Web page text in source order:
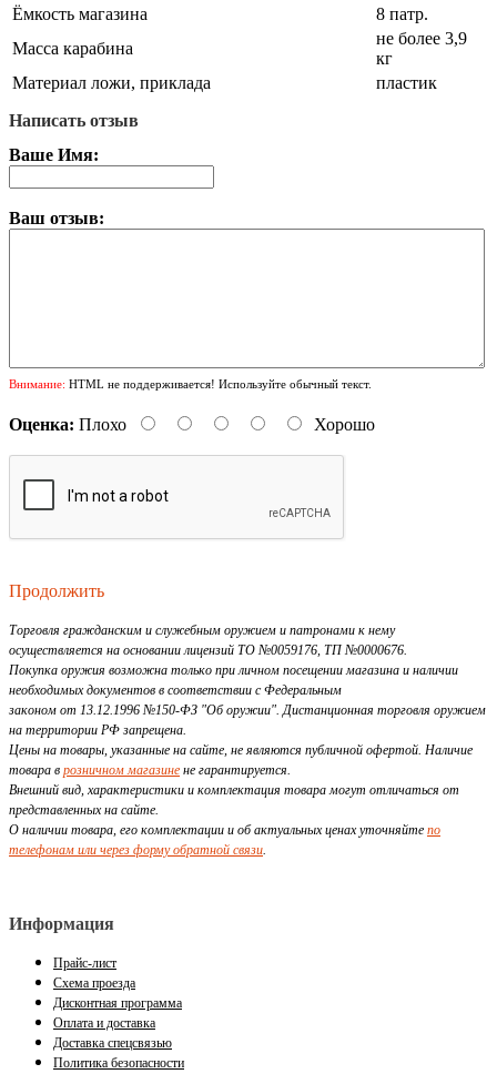
Ёмкость магазина
8 патр.
Масса карабина
не более 3,9
кг
Материал ложи, приклада
пластик
Написать отзыв
Ваше Имя:
Ваш отзыв:
Внимание: HTML не поддерживается! Используйте обычный текст.
Оценка: Плохо Хорошо
Продолжить
Торговля гражданским и служебным оружием и патронами к нему
осуществляется на основании лицензий ТО №0059176, ТП №0000676.
Покупка оружия возможна только при личном посещении магазина и наличии
необходимых документов в соответствии с Федеральным
законом от 13.12.1996 №150-ФЗ "Об оружии". Дистанционная торговля оружием
на территории РФ запрещена.
Цены на товары, указанные на сайте, не являются публичной офертой. Наличие
товара в розничном магазине не гарантируется.
Внешний вид, характеристики и комплектация товара могут отличаться от
представленных на сайте.
О наличии товара, его комплектации и об актуальных ценах уточняйте по
телефонам или через форму обратной связи.
Информация
Прайс-лист
Схема проезда
Дисконтная программа
Оплата и доставка
Доставка спецсвязью
Политика безопасности